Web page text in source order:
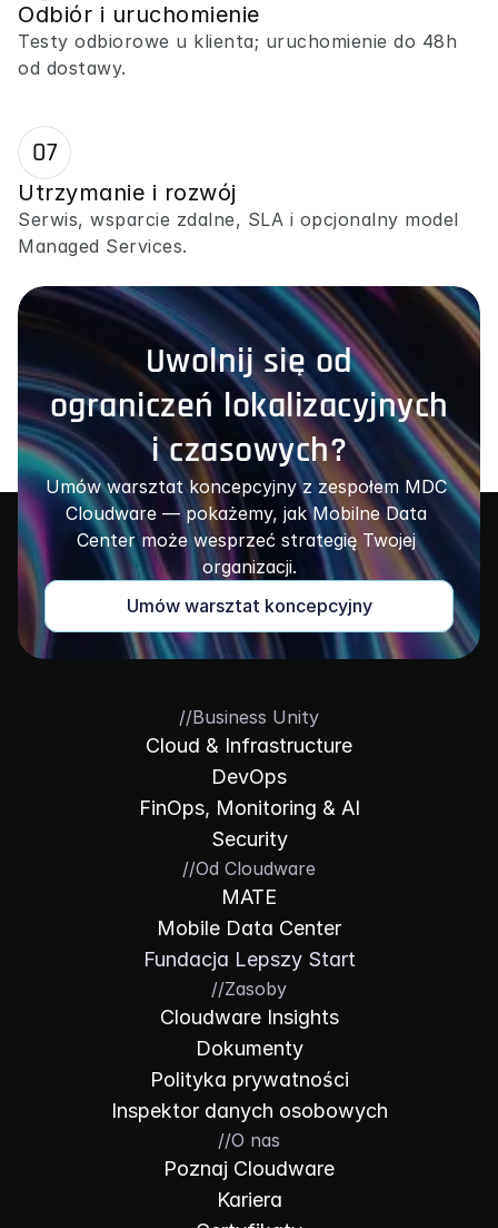
Odbiór i uruchomienie
Testy odbiorowe u klienta; uruchomienie do 48h
od dostawy.
07
Utrzymanie i rozwój
Serwis, wsparcie zdalne, SLA i opcjonalny model
Managed Services.
Uwolnij się od
ograniczeń lokalizacyjnych
i czasowych?
Umów warsztat koncepcyjny z zespołem MDC
Cloudware — pokażemy, jak Mobilne Data
Center może wesprzeć strategię Twojej
organizacji.
Umów warsztat koncepcyjny
//Business Unity
Cloud & Infrastructure
DevOps
FinOps, Monitoring & AI
Security
//Od Cloudware
MATE
Mobile Data Center
Fundacja Lepszy Start
//Zasoby
Cloudware Insights
Dokumenty
Polityka prywatności
Inspektor danych osobowych
//O nas
Poznaj Cloudware
Kariera